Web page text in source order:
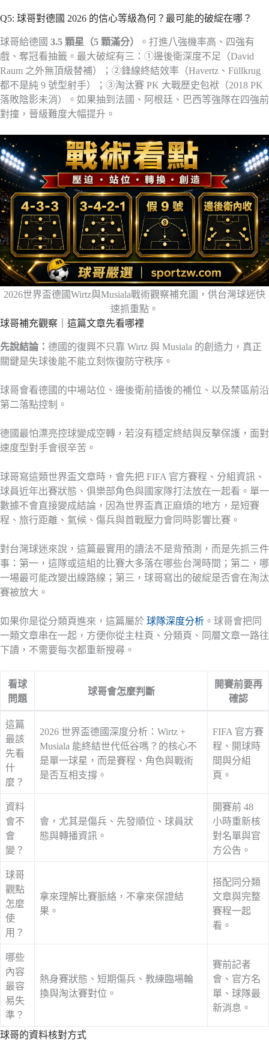
Q5: 球哥對德國 2026 的信心等級為何？最可能的破綻在哪？
球哥給德國 3.5 顆星（5 顆滿分）
。打進八強機率高、四強有
戲、奪冠看抽籤。最大破綻有三：①邊後衛深度不足（David
Raum 之外無頂級替補）；②鋒線終結效率（Havertz、Füllkrug
都不是純 9 號型射手）；③淘汰賽 PK 大戰歷史包袱（2018 PK
落敗陰影未消）。如果抽到法國、阿根廷、巴西等強隊在四強前
對撞，晉級難度大幅提升。
2026世界盃德國Wirtz與Musiala戰術觀察補充圖，供台灣球迷快
速抓重點。
球哥補充觀察｜這篇文章先看哪裡
先說結論： 德國的復興不只靠 Wirtz 與 Musiala 的創造力，真正
關鍵是失球後能不能立刻恢復防守秩序。
球哥會看德國的中場站位、邊後衛前插後的補位、以及禁區前沿
第二落點控制。
德國最怕漂亮控球變成空轉，若沒有穩定終結與反擊保護，面對
速度型對手會很辛苦。
球哥寫這類世界盃文章時，會先把 FIFA 官方賽程、分組資訊、
球員近年出賽狀態、俱樂部角色與國家隊打法放在一起看。單一
數據不會直接變成結論，因為世界盃真正麻煩的地方，是短賽
程、旅行距離、氣候、傷兵與首戰壓力會同時影響比賽。
對台灣球迷來說，這篇最實用的讀法不是背預測，而是先抓三件
事：第一，這隊或這組的比賽大多落在哪些台灣時間；第二，哪
一場最可能改變出線路線；第三，球哥寫出的破綻是否會在淘汰
賽被放大。
如果你是從分類頁進來，這篇屬於 球隊深度分析 。球哥會把同
一類文章串在一起，方便你從主柱頁、分類頁、同層文章一路往
下讀，不需要每次都重新搜尋。
看球
問題
球哥會怎麼判斷
開賽前要再
確認
這篇
最該
先看
什
麼？
2026 世界盃德國深度分析：Wirtz +
Musiala 能終結世代低谷嗎？的核心不
是單一球星，而是賽程、角色與戰術
是否互相支撐。
FIFA 官方賽
程、開球時
間與分組
頁。
資料
會不
會
變？
會，尤其是傷兵、先發順位、球員狀
態與轉播資訊。
開賽前 48
小時重新核
對名單與官
方公告。
球哥
觀點
怎麼
使
用？
拿來理解比賽脈絡，不拿來保證結
果。
搭配同分類
文章與完整
賽程一起
看。
哪些
內容
最容
易失
準？
熱身賽狀態、短期傷兵、教練臨場輪
換與淘汰賽對位。
賽前記者
會、官方名
單、球隊最
新消息。
球哥的資料核對方式